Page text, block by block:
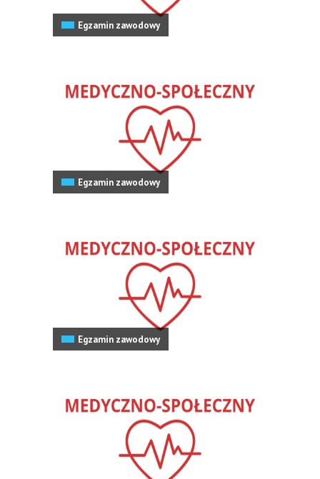
Egzamin zawodowy
Egzamin zawodowy
Egzamin zawodowy